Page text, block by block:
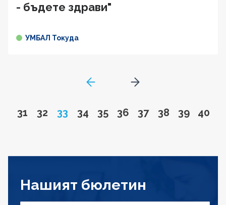
- бъдете здрави"
УМБАЛ Токуда
GoToPreviousPage
Go to page
31 Go to page
32 Page
33 Go to page
34 Go to page
35 Go to page
36 Go to page
37 Go to page
38 Go to
39 Go
40
Go to next page
Нашият бюлетин